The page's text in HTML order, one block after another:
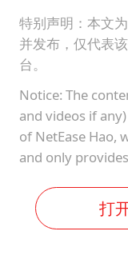
特别声明：本文
并发布，仅代表
台。
Notice: The
and videos if
of NetEase Hao,
and only
打